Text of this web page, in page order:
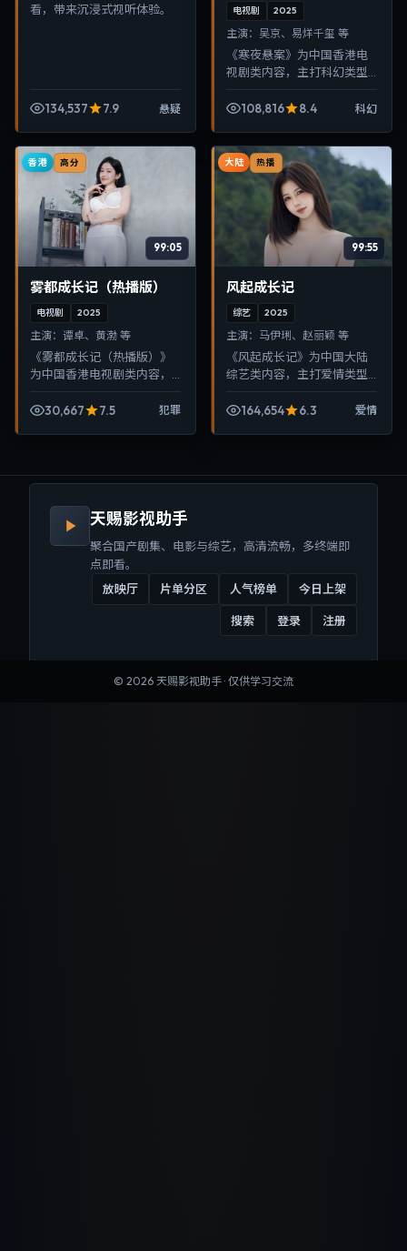
看，带来沉浸式视听体验。
134,537 7.9 悬疑
电视剧 2025
主演： 吴京、易烊千玺 等
《寒夜悬案》为中国香港电
视剧类内容，主打科幻类型
晰，适合移动端与电视端随
108,816 8.4 科幻
香港 高分
99:05
雾都成长记（热播版）
电视剧 2025
主演： 谭卓、黄渤 等
《雾都成长记（热播版）》
为中国香港电视剧类内容，
凑、画面清晰，适合移动端
30,667 7.5 犯罪
大陆 热播
99:55
风起成长记
综艺 2025
主演： 马伊琍、赵丽颖 等
《风起成长记》为中国大陆
综艺类内容，主打爱情类型
晰，适合移动端与电视端随
164,654 6.3 爱情
天赐影视助手
聚合国产剧集、电影与综艺，高清流畅，多终端即
点即看。
放映厅
片单分区 人气榜单 今日上架
搜索 登录 注册
© 2026 天赐影视助手 · 仅供学习交流